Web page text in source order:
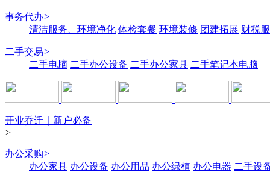
事务代办>
清洁服务、环境净化 体检套餐 环境装修 团建拓展 财税
二手交易>
二手电脑 二手办公设备 二手办公家具 二手笔记本电脑
开业乔迁｜新户必备
>
办公采购>
办公家具 办公设备 办公用品 办公绿植 办公电器 二手设